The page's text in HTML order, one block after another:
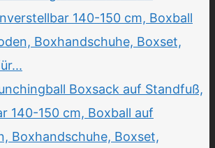
Boxsack auf Standfuß,
140-150 cm, Boxball auf
Boxhandschuhe, Boxset,